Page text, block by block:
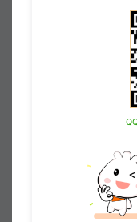
何违法的相
本站资源大
失效，请联
访问或下载
同意上述条款
星聚源码网 小程
微信抖音小程序带云